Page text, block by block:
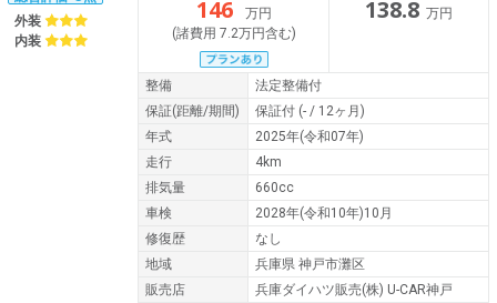
外装
内装
146
万円
(諸費用 7.2万円含む)
138.8 万円
整備
法定整備付
保証(距離/期間) 保証付 (- / 12ヶ月)
年式
2025年(令和07年)
走行
4km
排気量
660cc
車検
2028年(令和10年)10月
修復歴
なし
地域
兵庫県 神戸市灘区
販売店
兵庫ダイハツ販売(株) U-CAR神戸